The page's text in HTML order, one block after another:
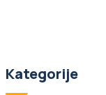
Kategorije